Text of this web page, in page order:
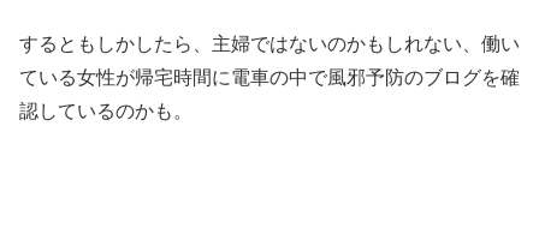
するともしかしたら、主婦ではないのかもしれない、働い
ている女性が帰宅時間に電車の中で風邪予防のブログを確
認しているのかも。